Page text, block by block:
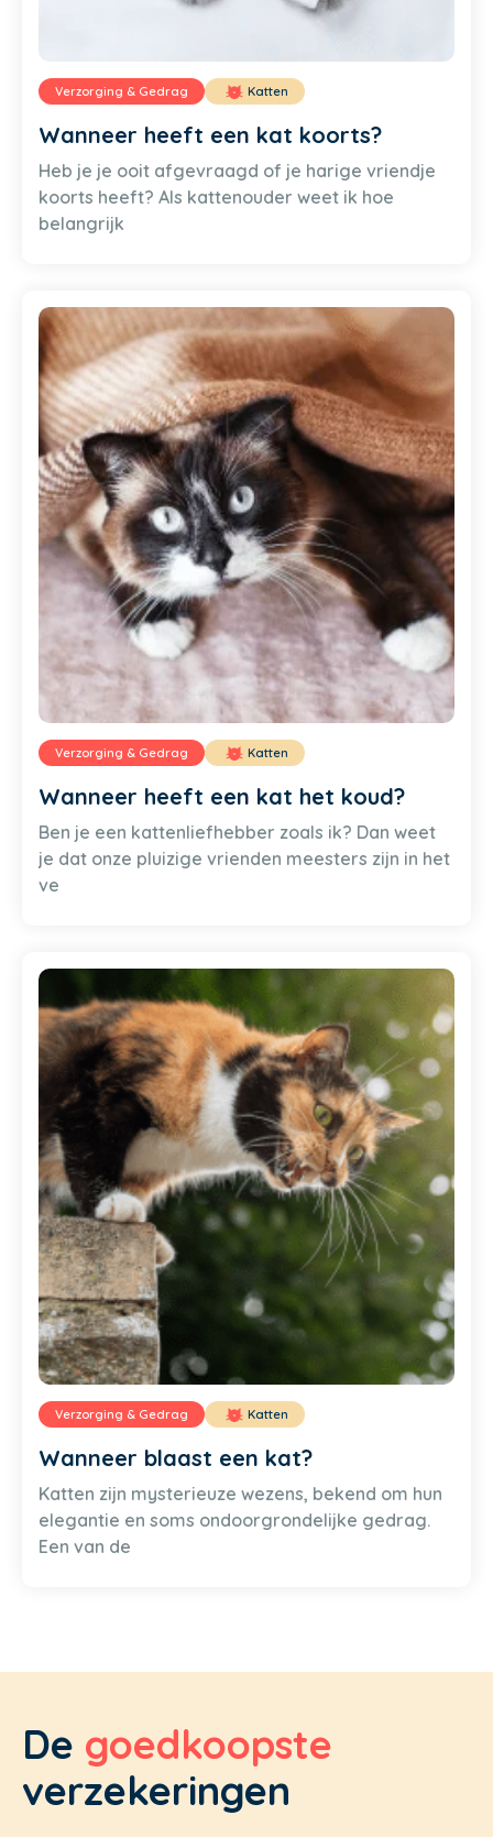
Verzorging & Gedrag Katten
Wanneer heeft een kat koorts?
Heb je je ooit afgevraagd of je harige vriendje
koorts heeft? Als kattenouder weet ik hoe
belangrijk
Verzorging & Gedrag Katten
Wanneer heeft een kat het koud?
Ben je een kattenliefhebber zoals ik? Dan weet
je dat onze pluizige vrienden meesters zijn in het
ve
Verzorging & Gedrag Katten
Wanneer blaast een kat?
Katten zijn mysterieuze wezens, bekend om hun
elegantie en soms ondoorgrondelijke gedrag.
Een van de
De goedkoopste
verzekeringen